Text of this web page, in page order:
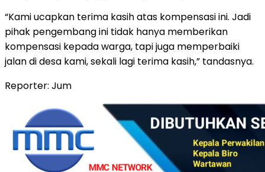
“Kami ucapkan terima kasih atas kompensasi ini. Jadi
pihak pengembang ini tidak hanya memberikan
kompensasi kepada warga, tapi juga memperbaiki
jalan di desa kami, sekali lagi terima kasih,” tandasnya.
Reporter: Jum